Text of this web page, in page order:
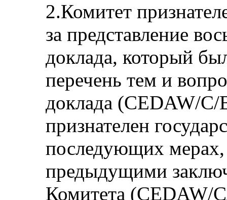
2.Комитет
за представление
доклада, который
перечень тем и
доклада (CEDAW/
признателен
последующих мерах,
предыдущими
Комитета (CEDAW/